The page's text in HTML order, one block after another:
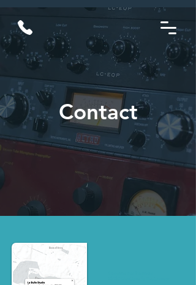
Contact